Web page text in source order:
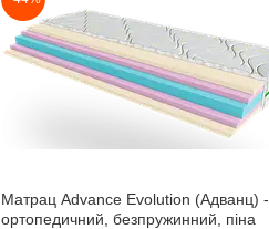
Матрац Advance Evolution (Адванц) -
ортопедичний, безпружинний, піна